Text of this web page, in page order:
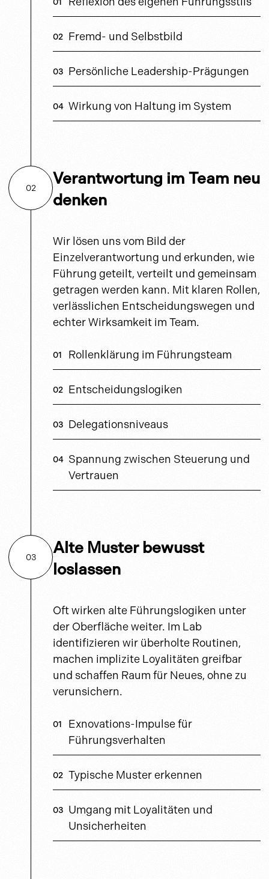
Fremd- und Selbstbild
Persönliche Leadership-Prägungen
Wirkung von Haltung im System
02
Verantwortung im Team neu
denken
Wir lösen uns vom Bild der
Einzelverantwortung und erkunden, wie
Führung geteilt, verteilt und gemeinsam
getragen werden kann. Mit klaren Rollen,
verlässlichen Entscheidungswegen und
echter Wirksamkeit im Team.
Rollenklärung im Führungsteam
Entscheidungslogiken
Delegationsniveaus
Spannung zwischen Steuerung und
Vertrauen
03
Alte Muster bewusst
loslassen
Oft wirken alte Führungslogiken unter
der Oberfläche weiter. Im Lab
identifizieren wir überholte Routinen,
machen implizite Loyalitäten greifbar
und schaffen Raum für Neues, ohne zu
verunsichern.
Exnovations-Impulse für
Führungsverhalten
Typische Muster erkennen
Umgang mit Loyalitäten und
Unsicherheiten